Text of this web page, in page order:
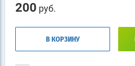
200 руб.
В КОРЗИНУ